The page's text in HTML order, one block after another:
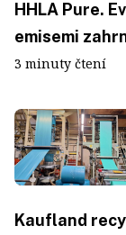
HHLA Pure.
emisemi
3 minuty čtení
Kaufland